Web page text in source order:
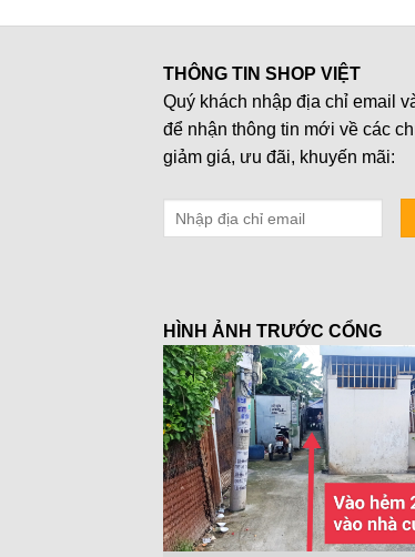
THÔNG TIN SHOP VIỆT
Quý khách nhập địa chỉ email
để nhận thông tin mới về các
giảm giá, ưu đãi, khuyến mãi:
HÌNH ẢNH TRƯỚC CỔNG